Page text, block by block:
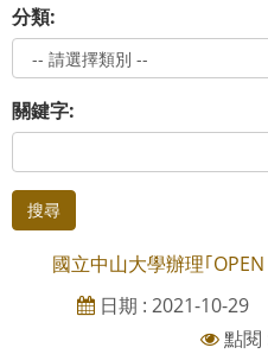
分類:
關鍵字:
搜尋
國立中山大學辦理｢
日期 : 2021-10-29
點閱